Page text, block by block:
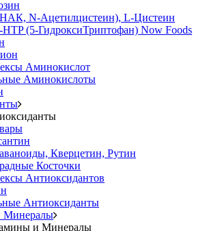
N-Ацетилцистеин), L-Цистеин
(5-ГидроксиТриптофан) Now Foods
Аминокислот
Аминокислоты
Кверцетин, Рутин
Косточки
Антиоксидантов
Антиоксиданты
Минералы
и Минералы